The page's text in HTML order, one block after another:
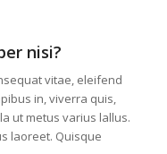
nisi?
vitae, eleifend
in, viverra quis,
ut metus varius lallus.
laoreet. Quisque